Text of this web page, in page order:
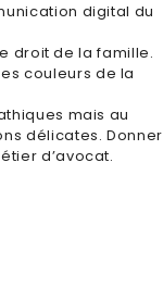
digital du
droit de la famille.
couleurs de la
mais au
délicates. Donner
d’avocat.